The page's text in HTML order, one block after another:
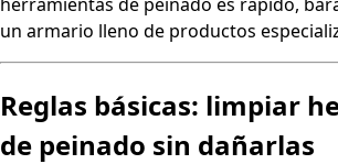
un armario lleno de productos
Reglas básicas: limpiar
de peinado sin dañarlas